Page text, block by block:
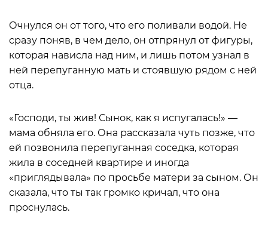
Очнулся он от того, что его поливали водой. Не
сразу поняв, в чем дело, он отпрянул от фигуры,
которая нависла над ним, и лишь потом узнал в
ней перепуганную мать и стоявшую рядом с ней
отца.
«Господи, ты жив! Сынок, как я испугалась!» —
мама обняла его. Она рассказала чуть позже, что
ей позвонила перепуганная соседка, которая
жила в соседней квартире и иногда
«приглядывала» по просьбе матери за сыном. Он
сказала, что ты так громко кричал, что она
проснулась.